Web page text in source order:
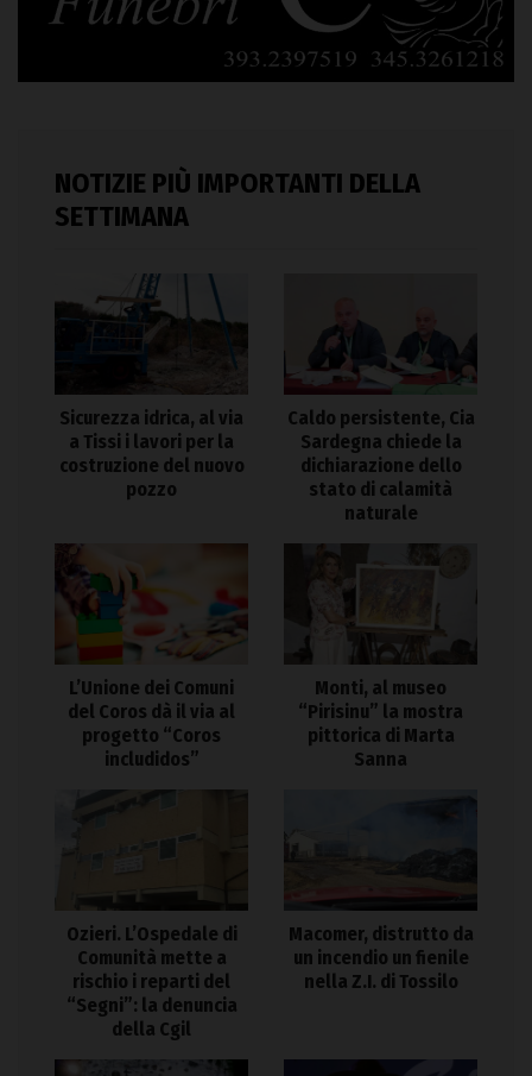
NOTIZIE PIÙ IMPORTANTI DELLA
SETTIMANA
Sicurezza idrica, al via
a Tissi i lavori per la
costruzione del nuovo
pozzo
Caldo persistente, Cia
Sardegna chiede la
dichiarazione dello
stato di calamità
naturale
L’Unione dei Comuni
del Coros dà il via al
progetto “Coros
includidos”
Monti, al museo
“Pirisinu” la mostra
pittorica di Marta
Sanna
Ozieri. L’Ospedale di
Comunità mette a
rischio i reparti del
“Segni”: la denuncia
della Cgil
Macomer, distrutto da
un incendio un fienile
nella Z.I. di Tossilo